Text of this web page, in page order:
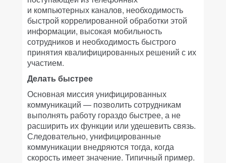
и компьютерных каналов, необходимость
быстрой коррелированной обработки этой
информации, высокая мобильность
сотрудников и необходимость быстрого
принятия квалифицированных решений с их
участием.
Делать быстрее
Основная миссия унифицированных
коммуникаций — позволить сотрудникам
выполнять работу гораздо быстрее, а не
расширить их функции или удешевить связь.
Следовательно, унифицированные
коммуникации внедряются тогда, когда
скорость имеет значение. Типичный пример.